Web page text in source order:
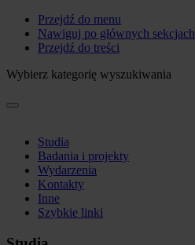
Przejdź do menu
Nawiguj po głównych sekcjach
Przejdź do treści
Wybierz kategorię wyszukiwania
Studia
Badania i projekty
Wydarzenia
Kontakty
Inne
Szybkie linki